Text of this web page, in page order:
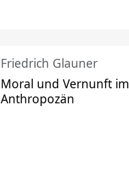
Friedrich Glauner
Moral und Vernunft im
Anthropozän